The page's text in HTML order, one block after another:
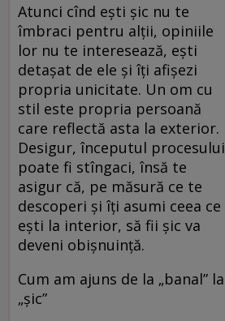
Atunci cînd ești șic nu te
îmbraci pentru alții, opiniile
lor nu te interesează, ești
detașat de ele și îți afișezi
propria unicitate. Un om cu
stil este propria persoană
care reflectă asta la exterior.
Desigur, începutul procesului
poate fi stîngaci, însă te
asigur că, pe măsură ce te
descoperi și îți asumi ceea ce
ești la interior, să fii șic va
deveni obișnuință.
Cum am ajuns de la „banal” la
„șic”